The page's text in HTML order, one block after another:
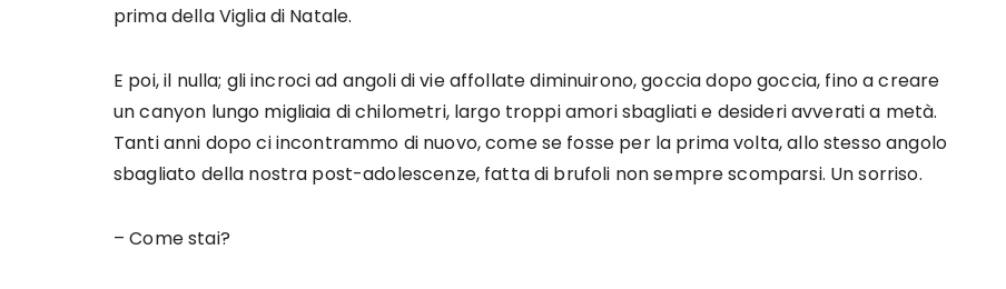
prima della Viglia di Natale.
E poi, il nulla; gli incroci ad angoli di vie affollate diminuirono, goccia dopo goccia, fino a creare
un canyon lungo migliaia di chilometri, largo troppi amori sbagliati e desideri avverati a metà.
Tanti anni dopo ci incontrammo di nuovo, come se fosse per la prima volta, allo stesso angolo
sbagliato della nostra post-adolescenze, fatta di brufoli non sempre scomparsi. Un sorriso.
– Come stai?